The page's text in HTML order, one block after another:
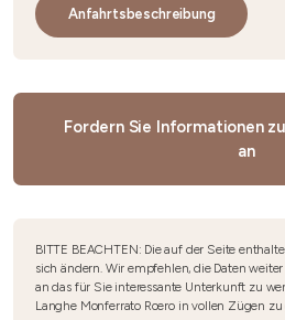
Anfahrtsbeschreibung
Fordern Sie Informationen
an
BITTE BEACHTEN: Die auf der Seite
sich ändern. Wir empfehlen, die Daten
an das für Sie interessante Unterkunft zu
Langhe Monferrato Roero in vollen Zügen zu